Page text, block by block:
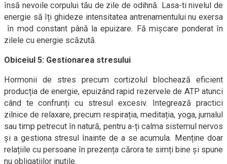
însă nevoile corpului tău de zile de odihnă. Lasa-ti nivelul de
energie să îți ghideze intensitatea antrenamentului nu exersa
în mod constant până la epuizare. Fă mișcare ponderat în
zilele cu energie scăzută.
Obiceiul 5: Gestionarea stresului
Hormonii de stres precum cortizolul blochează eficient
producția de energie, epuizând rapid rezervele de ATP atunci
când te confrunți cu stresul excesiv. Integrează practici
zilnice de relaxare, precum respirația, meditația, yoga, jurnalul
sau timp petrecut în natură, pentru a-ți calma sistemul nervos
și a gestiona stresul înainte de a se acumula. Menține doar
relațiile cu persoane în prezența cărora te simți bine și spune
nu obligațiilor inutile.